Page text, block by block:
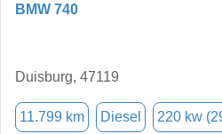
BMW 740
Duisburg, 47119
11.799 km Diesel 220 kw